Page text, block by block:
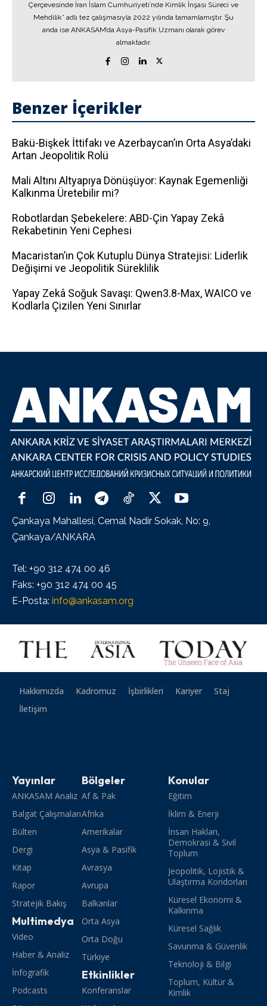
Çerçevesinde İran İslam Cumhuriyeti’nde Kimlik İnşası Süreci ve
Mehdilik” adlı tez çalışmasıyla 2022 yılında tamamlamıştır. Şu
anda ise ANKASAM’da Asya-Pasifik Uzmanı olarak görev
almaktadır.
Benzer İçerikler
Bakü-Bişkek İttifakı ve Azerbaycan’ın Orta Asya’daki
Artan Jeopolitik Rolü
Mali Altını Altyapıya Dönüşüyor: Kaynak Egemenliği
Kalkınma Üretebilir mi?
Robotlardan Şebekelere: ABD-Çin Yapay Zekâ
Rekabetinin Yeni Cephesi
Macaristan’ın Çok Kutuplu Dünya Stratejisi: Liderlik
Değişimi ve Jeopolitik Süreklilik
Yapay Zekâ Soğuk Savaşı: Qwen3.8-Max, WAICO ve
Kodlarla Çizilen Yeni Sınırlar
Çankaya Mahallesi, Cemal Nadir Sokak, No: 9,
Çankaya/ANKARA
Tel: +90 312 474 00 46
Faks: +90 312 474 00 45
E-Posta: info@ankasam.org
Hakkımızda Kadromuz İşbirlikleri Kariyer
Staj
İletişim
Yayınlar
ANKASAM Analiz
Balgat Çalışmaları
Bülten
Dergi
Kitap
Rapor
Stratejik Bakış
Multimedya
Video
Haber & Analiz
İnfografik
Podcasts
Bölgeler
Af & Pak
Afrika
Amerikalar
Asya & Pasifik
Avrasya
Avrupa
Balkanlar
Orta Asya
Orta Doğu
Türkiye
Etkinlikler
Konferanslar
Konular
Eğitim
İklim & Enerji
İnsan Hakları,
Demokrasi & Sivil
Toplum
Jeopolitik, Lojistik &
Ulaştırma Koridorları
Küresel Ekonomi &
Kalkınma
Küresel Sağlık
Savunma & Güvenlik
Teknoloji & Bilgi
Toplum, Kültür &
Kimlik